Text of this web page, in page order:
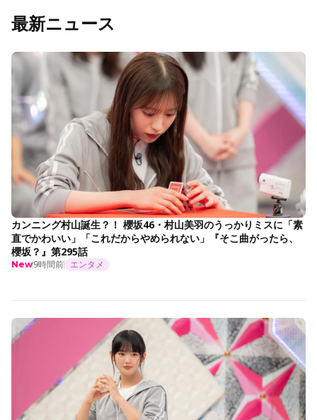
最新ニュース
カンニング村山誕生？！ 櫻坂46・村山美羽のうっかりミスに「素
直でかわいい」「これだからやめられない」『そこ曲がったら、
櫻坂？』第295話
New9時間前 エンタメ